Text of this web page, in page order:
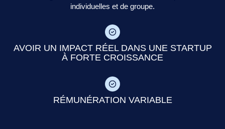
individuelles et de groupe.
AVOIR UN IMPACT RÉEL DANS UNE STARTUP
À FORTE CROISSANCE
RÉMUNÉRATION VARIABLE